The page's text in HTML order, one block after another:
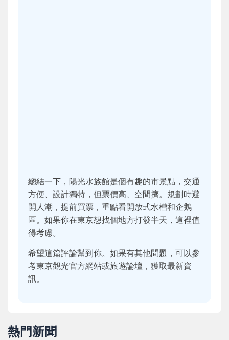
總結一下，陽光水族館是個有趣的市景點，交通
方便、設計獨特，但票價高、空間擠。規劃時避
開人潮，提前買票，重點看開放式水槽和企鵝
區。如果你在東京想找個地方打發半天，這裡值
得考慮。
希望這篇評論幫到你。如果有其他問題，可以參
考東京觀光官方網站或旅遊論壇，獲取最新資
訊。
熱門新聞